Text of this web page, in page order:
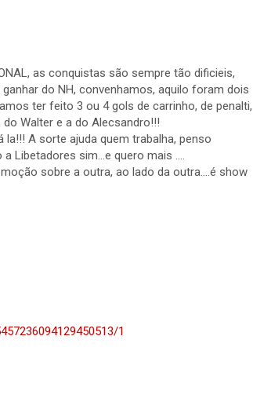
as conquistas são sempre tão dificieis,
do NH, convenhamos, aquilo foram dois
ter feito 3 ou 4 gols de carrinho, de penalti,
Walter e a do Alecsandro!!!
la!!! A sorte ajuda quem trabalha, penso
Libetadores sim…e quero mais ….
sobre a outra, ao lado da outra….é show
1